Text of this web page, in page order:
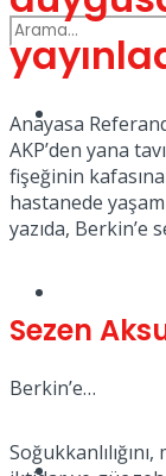
Türkiye
No Result
View All Result
Anayasa
AKP’den yana
fişeğinin
hastanede
yazıda, Berkin’e
Sezen
Berkin’e…